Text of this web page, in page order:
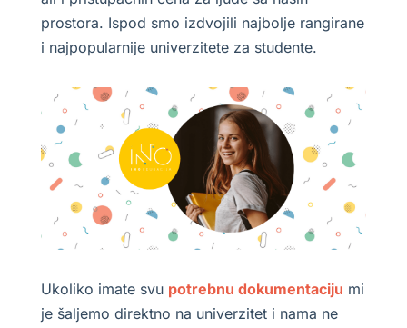
prostora. Ispod smo izdvojili najbolje rangirane
i najpopularnije univerzitete za studente.
Ukoliko imate svu potrebnu dokumentaciju mi
je šaljemo direktno na univerzitet i nama ne